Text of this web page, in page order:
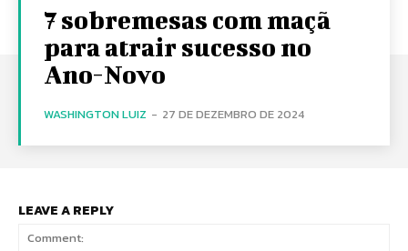
7 sobremesas com maçã
para atrair sucesso no
Ano-Novo
WASHINGTON LUIZ - 27 DE DEZEMBRO DE 2024
LEAVE A REPLY